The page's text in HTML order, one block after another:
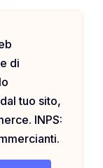
di
tuo sito,
INPS: